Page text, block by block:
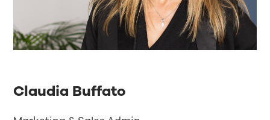
Claudia Buffato